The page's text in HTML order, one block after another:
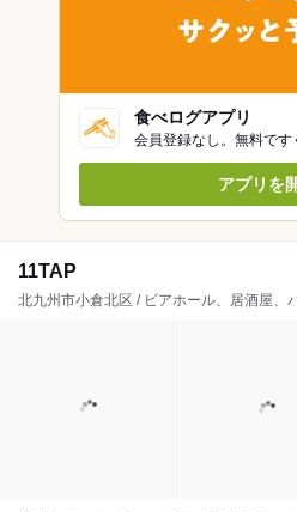
食べログアプリ
会員登録なし。無料です
アプリを
11TAP
北九州市小倉北区 / ビアホール、居酒屋、